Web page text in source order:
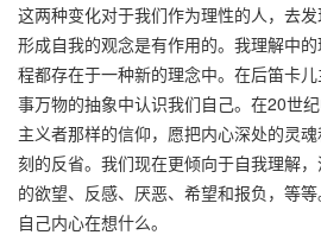
这两种变化对于我们作为理性的人，去
形成自我的观念是有作用的。我理解中
程都存在于一种新的理念中。在后笛卡
事万物的抽象中认识我们自己。在20世
主义者那样的信仰，愿把内心深处的灵
刻的反省。我们现在更倾向于自我理解
的欲望、反感、厌恶、希望和报负，等
自己内心在想什么。